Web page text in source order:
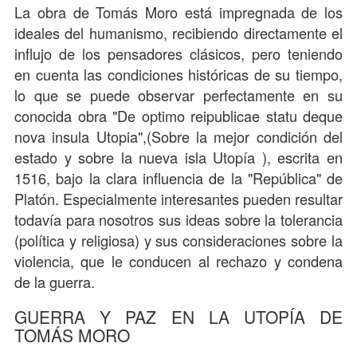
La obra de Tomás Moro está impregnada de los
ideales del humanismo, recibiendo directamente el
influjo de los pensadores clásicos, pero teniendo
en cuenta las condiciones históricas de su tiempo,
lo que se puede observar perfectamente en su
conocida obra "De optimo reipublicae statu deque
nova insula Utopia",(Sobre la mejor condición del
estado y sobre la nueva isla Utopía ), escrita en
1516, bajo la clara influencia de la "República" de
Platón. Especialmente interesantes pueden resultar
todavía para nosotros sus ideas sobre la tolerancia
(política y religiosa) y sus consideraciones sobre la
violencia, que le conducen al rechazo y condena
de la guerra.
GUERRA Y PAZ EN LA UTOPÍA DE
TOMÁS MORO